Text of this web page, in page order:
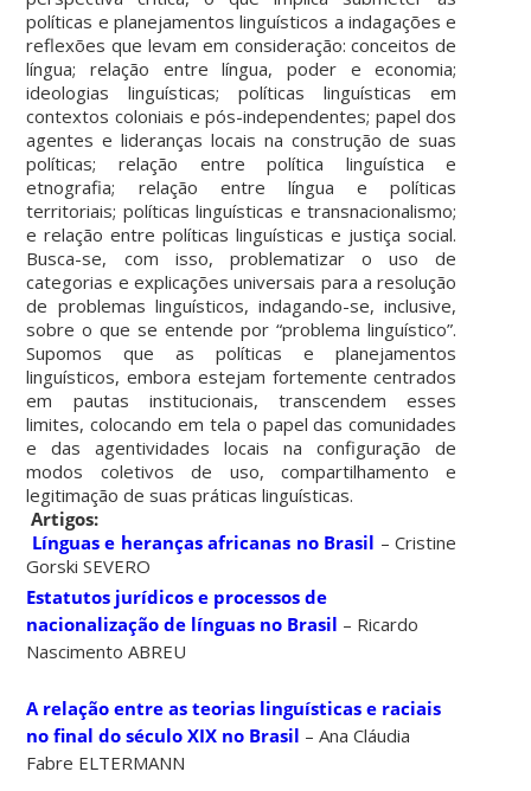
políticas e planejamentos linguísticos a indagações e
reflexões que levam em consideração: conceitos de
língua; relação entre língua, poder e economia;
ideologias linguísticas; políticas linguísticas em
contextos coloniais e pós-independentes; papel dos
agentes e lideranças locais na construção de suas
políticas; relação entre política linguística e
etnografia; relação entre língua e políticas
territoriais; políticas linguísticas e transnacionalismo;
e relação entre políticas linguísticas e justiça social.
Busca-se, com isso, problematizar o uso de
categorias e explicações universais para a resolução
de problemas linguísticos, indagando-se, inclusive,
sobre o que se entende por “problema linguístico”.
Supomos que as políticas e planejamentos
linguísticos, embora estejam fortemente centrados
em pautas institucionais, transcendem esses
limites, colocando em tela o papel das comunidades
e das agentividades locais na configuração de
modos coletivos de uso, compartilhamento e
legitimação de suas práticas linguísticas.
Artigos:
Línguas e heranças africanas no Brasil – Cristine
Gorski SEVERO
Estatutos jurídicos e processos de
nacionalização de línguas no Brasil – Ricardo
Nascimento ABREU
A relação entre as teorias linguísticas e raciais
no final do século XIX no Brasil – Ana Cláudia
Fabre ELTERMANN